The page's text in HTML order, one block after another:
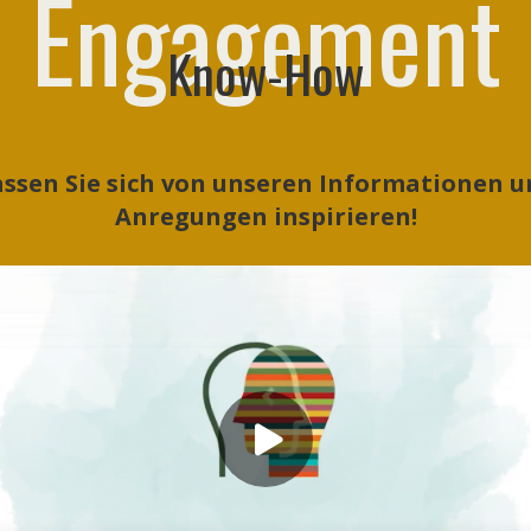
Engagement
Know-How
Sie sich von unseren Informationen
Anregungen inspirieren!